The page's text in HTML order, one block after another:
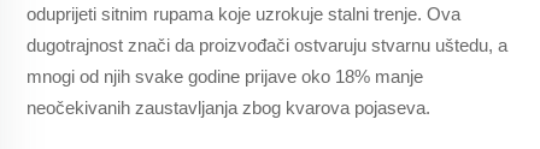
oduprijeti sitnim rupama koje uzrokuje stalni trenje. Ova
dugotrajnost znači da proizvođači ostvaruju stvarnu uštedu, a
mnogi od njih svake godine prijave oko 18% manje
neočekivanih zaustavljanja zbog kvarova pojaseva.